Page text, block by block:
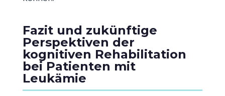
Fazit und zukünftige
Perspektiven der
kognitiven Rehabilitation
bei Patienten mit
Leukämie